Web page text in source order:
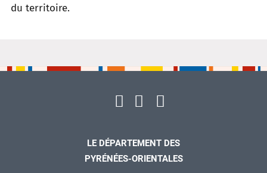
du territoire.
LE DÉPARTEMENT DES
PYRÉNÉES-ORIENTALES